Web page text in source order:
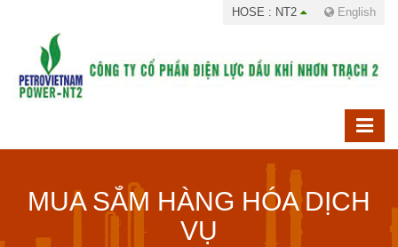
HOSE : NT2 English
MUA SẮM HÀNG HÓA DỊCH
VỤ